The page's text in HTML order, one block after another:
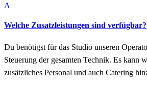
A
Welche Zusatzleistungen sind verfügbar?
Du benötigst für das Studio unseren
Steuerung der gesamten Technik. Es kann
zusätzliches Personal und auch Catering